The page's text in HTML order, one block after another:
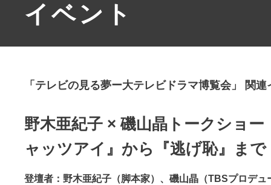
イベント
「テレビの見る夢ー大テレビドラマ博覧会」 関連
野木亜紀子 × 磯山晶トークショー
ャッツアイ』から『逃げ恥』まで
登壇者：野木亜紀子（脚本家）、磯山晶（TBSプロデュ